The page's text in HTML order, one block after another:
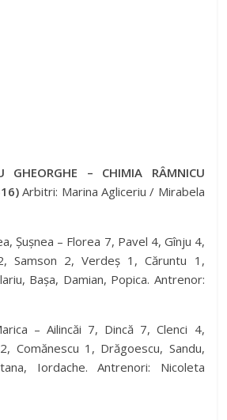
GHEORGHE – CHIMIA RÂMNICU
Arbitri: Marina Agliceriu / Mirabela
Șușnea – Florea 7, Pavel 4, Gînju 4,
Samson 2, Verdeș 1, Căruntu 1,
Bașa, Damian, Popica. Antrenor:
– Ailincăi 7, Dincă 7, Clenci 4,
Comănescu 1, Drăgoescu, Sandu,
Iordache. Antrenori: Nicoleta